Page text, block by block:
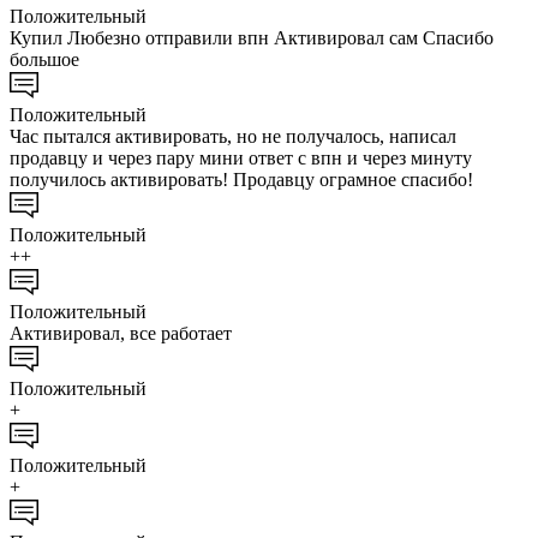
Положительный
Купил Любезно отправили впн Активировал сам Спасибо
большое
Положительный
Час пытался активировать, но не получалось, написал
продавцу и через пару мини ответ с впн и через минуту
получилось активировать! Продавцу ограмное спасибо!
Положительный
++
Положительный
Активировал, все работает
Положительный
+
Положительный
+